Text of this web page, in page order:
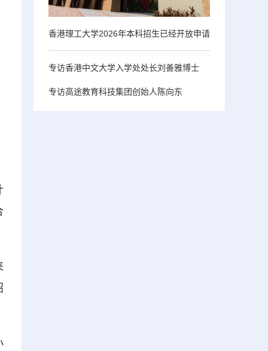
香港理工大学2026年本科招生已经开放申请
专访香港中文大学入学处处长刘善雅博士
专访高途教育科技集团创始人陈向东